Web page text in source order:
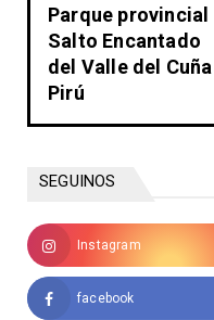
Parque provincial
Salto Encantado
del Valle del Cuña
Pirú
SEGUINOS
Instagram
facebook